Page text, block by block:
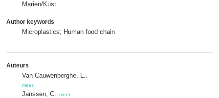
Marien/Kust
Author keywords
Microplastics; Human food chain
Auteurs
Van Cauwenberghe, L.
meer
Janssen, C. meer